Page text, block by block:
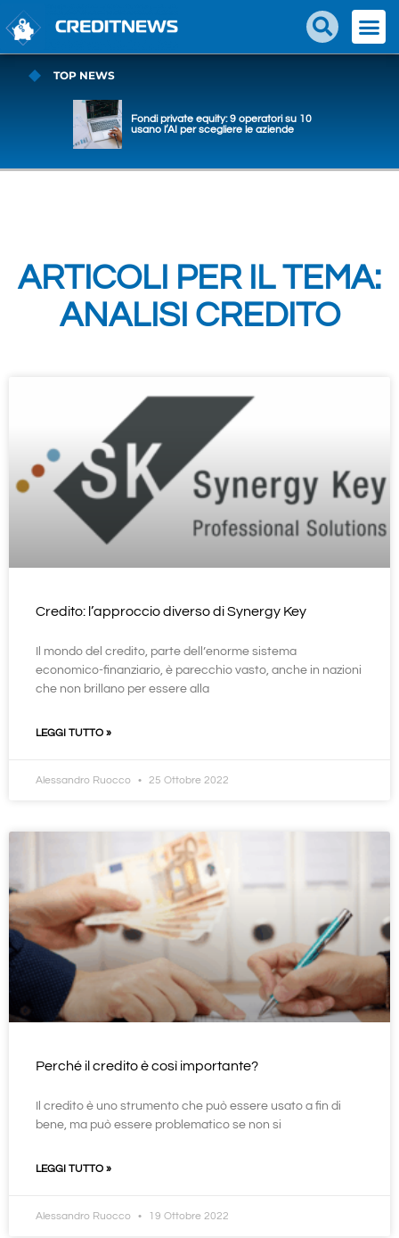
TOP NEWS
Fondi private equity: 9 operatori su 10
usano l’AI per scegliere le aziende
ARTICOLI PER IL TEMA:
ANALISI CREDITO
Credito: l’approccio diverso di Synergy Key
Il mondo del credito, parte dell’enorme sistema
economico-finanziario, è parecchio vasto, anche in nazioni
che non brillano per essere alla
LEGGI TUTTO »
Alessandro Ruocco 25 Ottobre 2022
Perché il credito è così importante?
Il credito è uno strumento che può essere usato a fin di
bene, ma può essere problematico se non si
LEGGI TUTTO »
Alessandro Ruocco 19 Ottobre 2022